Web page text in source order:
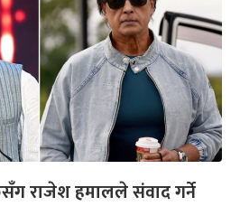
राजेश हमालले संवाद गर्ने